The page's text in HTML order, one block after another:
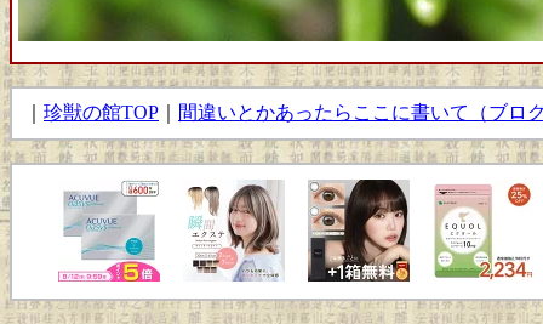
珍獣の館TOP 間違いとかあったらここに書いて（ブロ